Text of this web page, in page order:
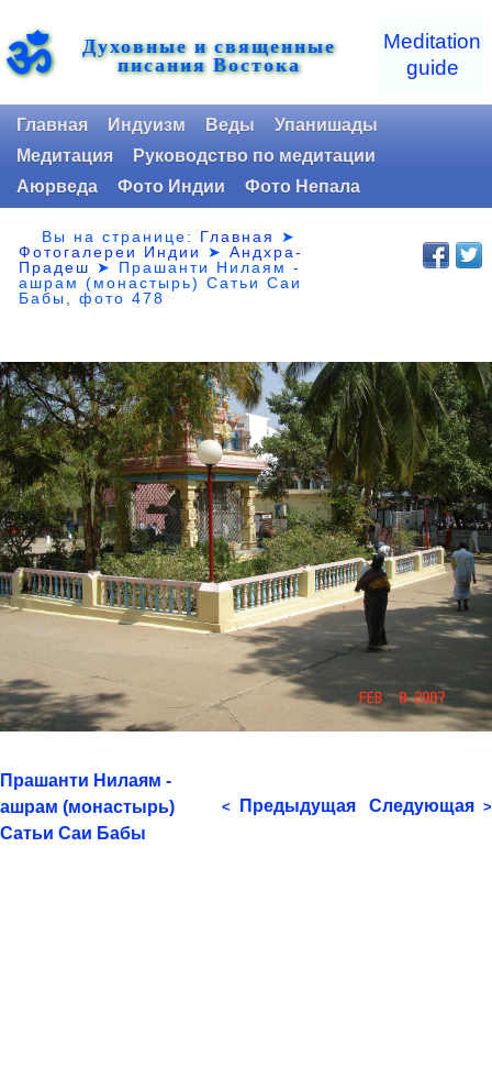
ॐ Духовные и священные
писания Востока
Meditation
guide
Главная Индуизм Веды
Упанишады
Медитация
Руководство по медитации
Аюрведа
Фото Индии Фото Непала
Вы на странице: Главная
➤
Фотогалереи Индии
➤Андхра-
Прадеш ➤ Прашанти Нилаям -
ашрам (монастырь) Сатьи Саи
Бабы, фото 478
Прашанти Нилаям -
ашрам (монастырь)
Сатьи Саи Бабы
< Предыдущая Следующая >